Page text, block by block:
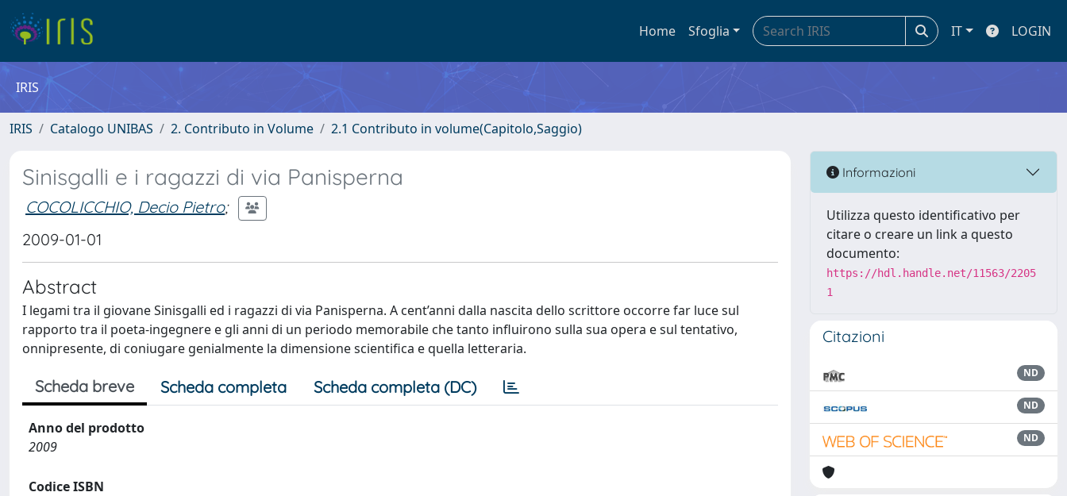
Home Sfoglia IT LOGIN
IRIS
IRIS Catalogo UNIBAS 2. Contributo in Volume 2.1 Contributo in volume(Capitolo,Saggio)
Sinisgalli e i ragazzi di via Panisperna
COCOLICCHIO, Decio Pietro;
2009-01-01
Abstract
I legami tra il giovane Sinisgalli ed i ragazzi di via Panisperna. A cent’anni dalla nascita dello scrittore occorre far luce sul
rapporto tra il poeta-ingegnere e gli anni di un periodo memorabile che tanto influirono sulla sua opera e sul tentativo,
onnipresente, di coniugare genialmente la dimensione scientifica e quella letteraria.
Scheda breve Scheda completa Scheda completa (DC)
Anno del prodotto
2009
Codice ISBN
Informazioni
Utilizza questo identificativo per
citare o creare un link a questo
documento:
https://hdl.handle.net/11563/2205
1
Citazioni
ND
ND
ND